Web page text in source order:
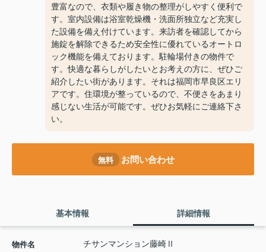
豊富なので、衣類や履き物の整理がしやすく便利で
す。室内設備は浴室乾燥機・洗面所独立など充実し
た設備を備え付けています。来訪者を確認してから
施錠を解除できるため安全性に優れているオートロ
ック機能を備えております。駐輪場付きの物件で
す。快適な暮らしがしたいとお考えの方に、ぜひご
紹介したい街があります。それは福岡市早良区エリ
アです。住環境が整っているので、不便さをあまり
感じない生活が可能です。ぜひお気軽にご連絡下さ
い。
無料 お問い合わせ
基本情報 詳細情報
物件名 チサンマンション藤崎Ⅱ